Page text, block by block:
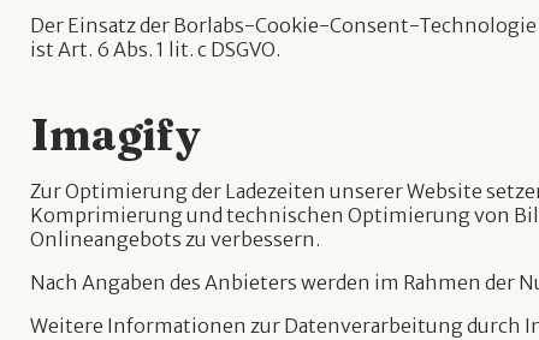
Der Einsatz der Borlabs-Cookie-Consent-
ist Art. 6 Abs. 1 lit. c DSGVO.
Imagify
Zur Optimierung der Ladezeiten unserer Website
Komprimierung und technischen Optimierung von
Onlineangebots zu verbessern.
Nach Angaben des Anbieters werden im Rahmen
Weitere Informationen zur Datenverarbeitung durch